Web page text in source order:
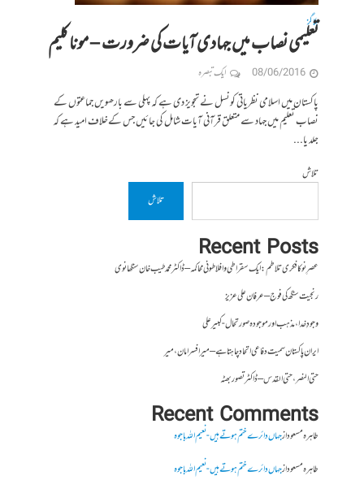
بلاگز
تعلیمی نصاب میں جہادی آیات کی ضرورت – مونا کلیم
08/06/2016 ایک تبصرہ
پاکستان میں اسلامی نظریاتی کونسل نے تجویز دی ہے کہ پہلی سے بارھویں جماعتوں کے
نصاب تعلیم میں جہاد سے متعلق قرآنی آیات شامل کی جائیں جس کےخلاف امید ہے کہ
جلد یا...
تلاش
تلاش
Recent Posts
عصرِ نو کا فکری تلاطم: ایک سقراطی و افلاطونی محاکمہ – ڈاکٹر محمد طیب خان سنگھانوی
رنجیت سنگھ کی فوج – عرفان علی عزیز
وجودِ خدا، مذہب اور موجودہ صورتحال- کبیر علی
ایران پاکستان سمیت دفاعی اتحاد چاہتا ہے – میر افسر امان،میر
حتی النصر ، حتی القدس – ڈاکٹر تصور بھٹہ
Recent Comments
طاہرہ مسعودازجہاں دائرے ختم ہوتے ہیں- نعیم اللہ باجوہ
طاہرہ مسعودازجہاں دائرے ختم ہوتے ہیں- نعیم اللہ باجوہ